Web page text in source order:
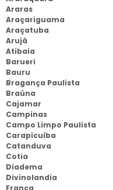
Araras
Araçariguama
Araçatuba
Arujá
Atibaia
Barueri
Bauru
Bragança Paulista
Braúna
Cajamar
Campinas
Campo Limpo Paulista
Carapicuíba
Catanduva
Cotia
Diadema
Divinolandia
Franca